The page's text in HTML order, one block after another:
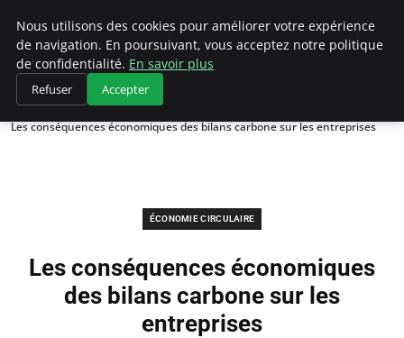
Climategatecountryclub.com
Accueil
Économie circulaire
Les conséquences économiques des bilans carbone sur les entreprises
ÉCONOMIE CIRCULAIRE
Les conséquences économiques
des bilans carbone sur les
entreprises
Nous utilisons des cookies pour améliorer votre expérience
de navigation. En poursuivant, vous acceptez notre politique
de confidentialité. En savoir plus
Refuser Accepter